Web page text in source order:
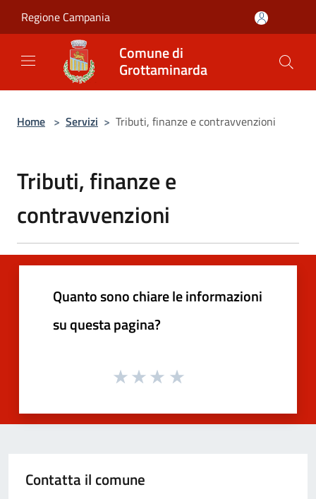
Regione Campania
Comune di
Grottaminarda
Home > Servizi > Tributi, finanze e contravvenzioni
Tributi, finanze e
contravvenzioni
Quanto sono chiare le informazioni
su questa pagina?
Contatta il comune